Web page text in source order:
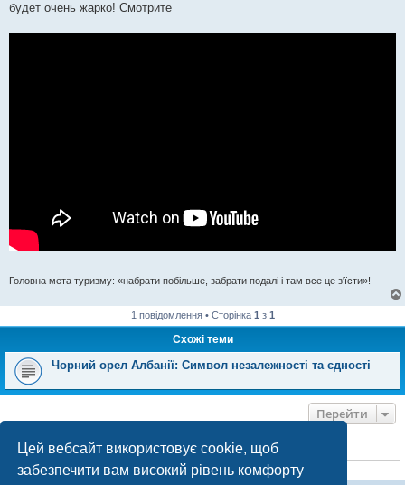
Цей вебсайт використовує cookie, щоб
забезпечити вам високий рівень комфорту
н
будет очень жарко! Смотрите
Головна мета туризму: «набрати побільше, забрати подалі і там все це з'їсти»!
1 повідомлення • Сторінка 1 з 1
Схожі теми
Чорний орел Албанії: Символ незалежності та єдності
Перейти
ХТО ЗАРАЗ ОНЛАЙН
Зараз переглядають цей форум:ClaudeBot [бот ШІ]і 0 гостей